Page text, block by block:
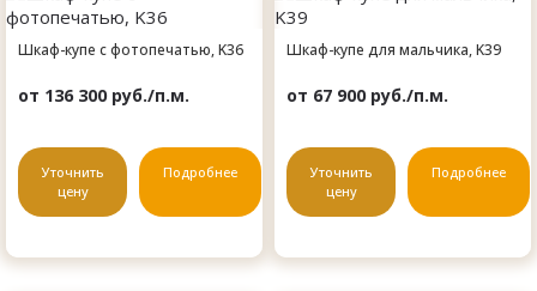
Шкаф-купе с фотопечатью, K36
от 136 300 руб./п.м.
Уточнить
цену
Подробнее
Шкаф-купе для мальчика, K39
от 67 900 руб./п.м.
Уточнить
цену
Подробнее